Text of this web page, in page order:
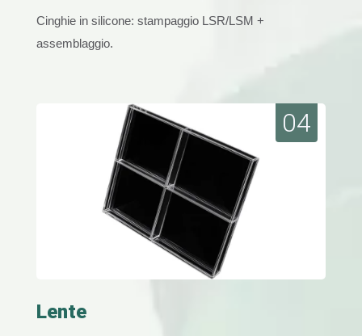
Cinghie in silicone: stampaggio LSR/LSM +
assemblaggio.
04
Lente